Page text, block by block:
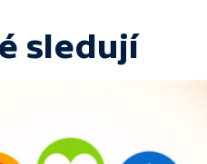
sledují